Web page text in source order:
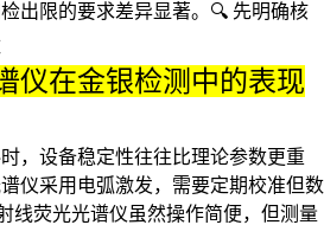
出限的要求差异显著。🔍 先明确核
仪在金银检测中的表现
，设备稳定性往往比理论参数更重
仪采用电弧激发，需要定期校准但数
线荧光光谱仪虽然操作简便，但测量